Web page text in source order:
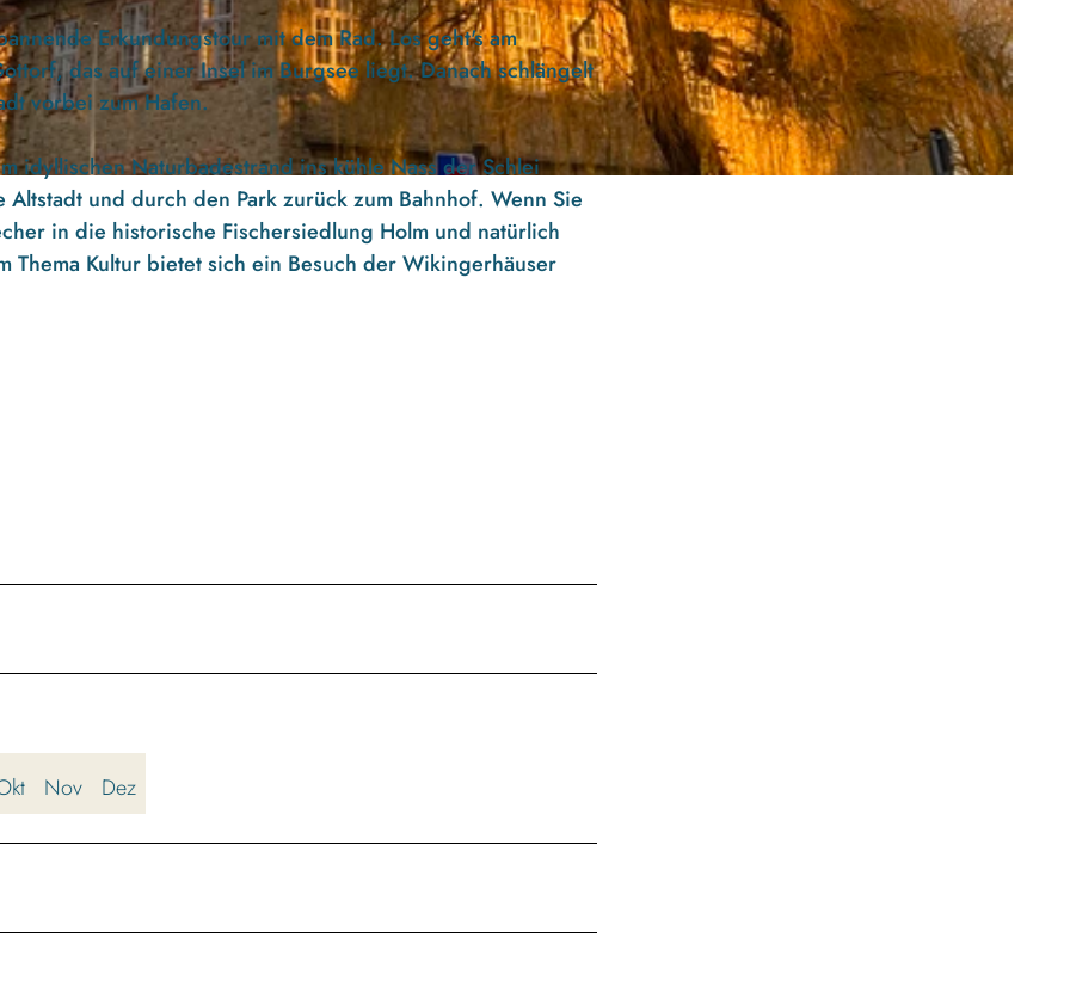
Erkundungstour mit dem Rad. Los geht's am
das auf einer Insel im Burgsee liegt. Danach schlängelt
vorbei zum Hafen.
idyllischen Naturbadestrand ins kühle Nass der Schlei
und durch den Park zurück zum Bahnhof. Wenn Sie
in die historische Fischersiedlung Holm und natürlich
Thema Kultur bietet sich ein Besuch der Wikingerhäuser
Nov Dez